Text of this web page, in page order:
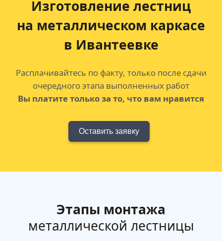
Изготовление лестниц
на металлическом каркасе
в Ивантеевке
Расплачивайтесь по факту, только после сдачи
очередного этапа выполненных работ
Вы платите только за то, что вам нравится
Оставить заявку
Этапы монтажа
металлической лестницы